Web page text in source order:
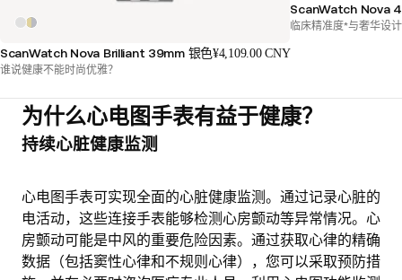
ScanWatch Nova Brilliant 39mm 银色¥4,109.00 CNY
谁说健康不能时尚优雅？
ScanWatch Nova
临床精准度*与奢华设
为什么心电图手表有益于健康？
持续心脏健康监测
心电图手表可实现全面的心脏健康监测。通过记录心脏的
电活动，这些连接手表能够检测心房颤动等异常情况。心
房颤动可能是中风的重要危险因素。通过获取心律的精确
数据（包括窦性心律和不规则心律），您可以采取预防措